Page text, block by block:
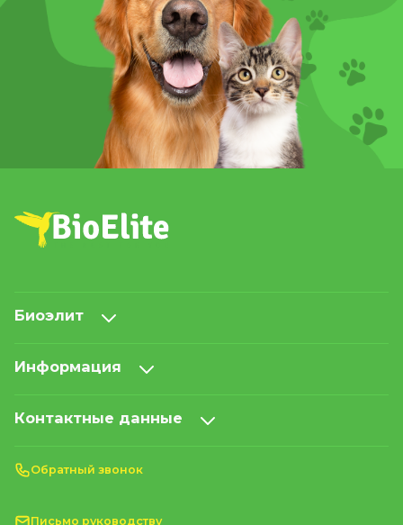
Биоэлит
Информация
Контактные данные
Обратный звонок
Письмо руководству